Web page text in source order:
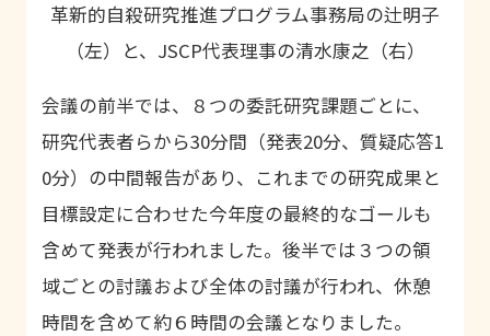
革新的自殺研究推進プログラム事務局の辻明子
（左）と、JSCP代表理事の清水康之（右）
会議の前半では、８つの委託研究課題ごとに、
研究代表者らから30分間（発表20分、質疑応答1
0分）の中間報告があり、これまでの研究成果と
目標設定に合わせた今年度の最終的なゴールも
含めて発表が行われました。後半では３つの領
域ごとの討議および全体の討議が行われ、休憩
時間を含めて約６時間の会議となりました。